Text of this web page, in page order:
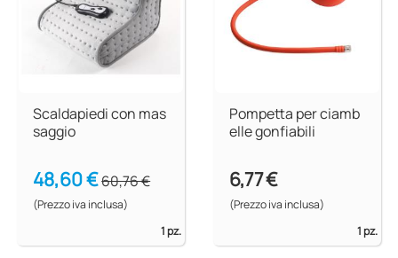
Scaldapiedi con mas
saggio
48,60 €60,76 €
(Prezzo iva inclusa)
1 pz.
Pompetta per ciamb
elle gonfiabili
6,77 €
(Prezzo iva inclusa)
1 pz.